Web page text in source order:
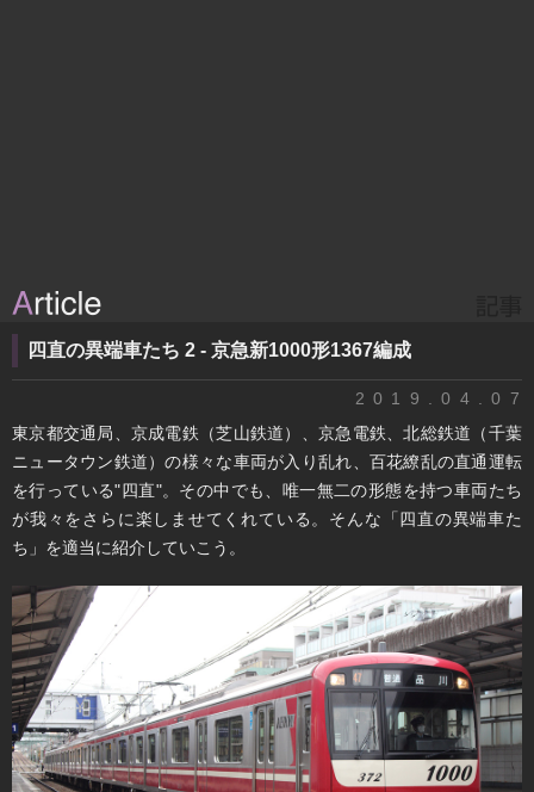
四直の異端車たち 2 - 京急新1000形1367編成
2019.04.07
東京都交通局、京成電鉄（芝山鉄道）、京急電鉄、北総鉄道（千葉
ニュータウン鉄道）の様々な車両が入り乱れ、百花繚乱の直通運転
を行っている"四直"。その中でも、唯一無二の形態を持つ車両たち
が我々をさらに楽しませてくれている。そんな「四直の異端車た
ち」を適当に紹介していこう。